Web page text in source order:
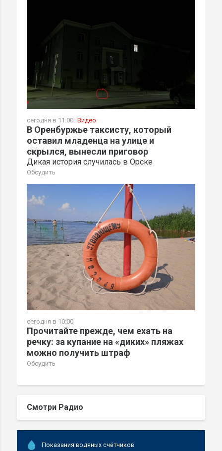
сегодня в 11:00 Видео
В Оренбуржье таксисту, который
оставил младенца на улице и
скрылся, вынесли приговор
Дикая история случилась в Орске
Обсудить
сегодня в 10:00
Прочитайте прежде, чем ехать на
речку: за купание на «диких» пляжах
можно получить штраф
Обсудить
Смотри Радио
Показания водяных счётчиков